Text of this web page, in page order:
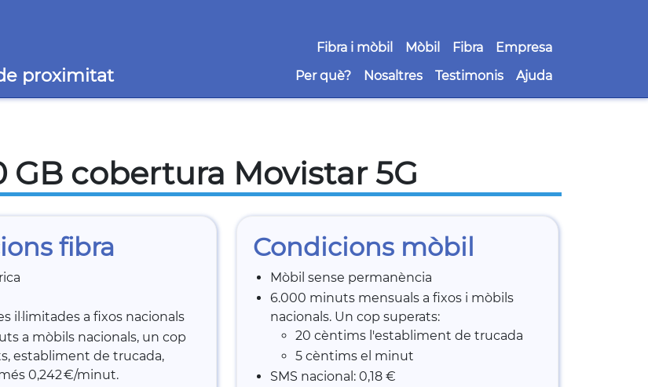
proximitat
Navegació principal
Fibra i mòbil Mòbil Fibra Empresa
Navegació Secundaria
Per què? Nosaltres Testimonis Ajuda
GB cobertura Movistar 5G
fibra
il·limitades a fixos nacionals
a mòbils nacionals, un cop
establiment de trucada,
0,242 €/minut.
Condicions mòbil
Mòbil sense permanència
6.000 minuts mensuals a fixos i mòbils
nacionals. Un cop superats:
20 cèntims l'establiment de trucada
5 cèntims el minut
SMS nacional: 0,18 €